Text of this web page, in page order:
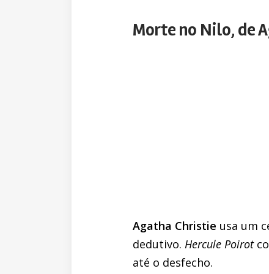
Morte no Nilo, de
Agatha Christie usa um
dedutivo. Hercule Poirot
até o desfecho.